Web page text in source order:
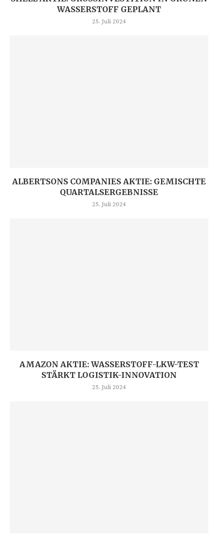
ASSERSTOFF GEPLANT
25. Juli 2024
ALBERTSONS COMPANIES AKTIE: GEMISCHTE
QUARTALSERGEBNISSE
25. Juli 2024
AMAZON AKTIE: WASSERSTOFF-LKW-TEST
STÄRKT LOGISTIK-INNOVATION
25. Juli 2024